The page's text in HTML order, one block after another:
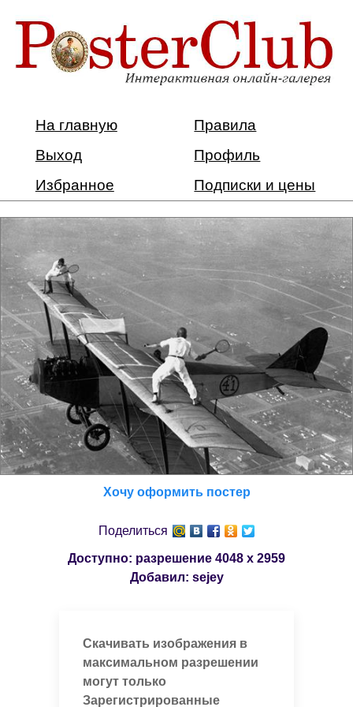
На главную
Правила
Выход
Профиль
Избранное
Подписки и цены
Хочу оформить постер
Поделиться
Доступно: разрешение 4048 x 2959
Добавил: sejey
Скачивать изображения в
максимальном разрешении
могут только
Зарегистрированные